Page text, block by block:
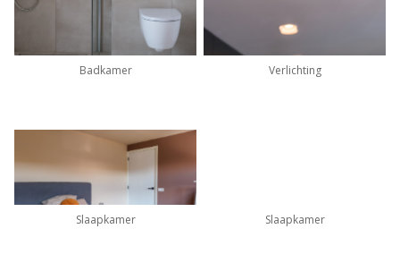
Badkamer Verlichting
Slaapkamer Slaapkamer